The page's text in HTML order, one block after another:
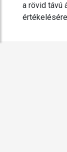
a rövid távú